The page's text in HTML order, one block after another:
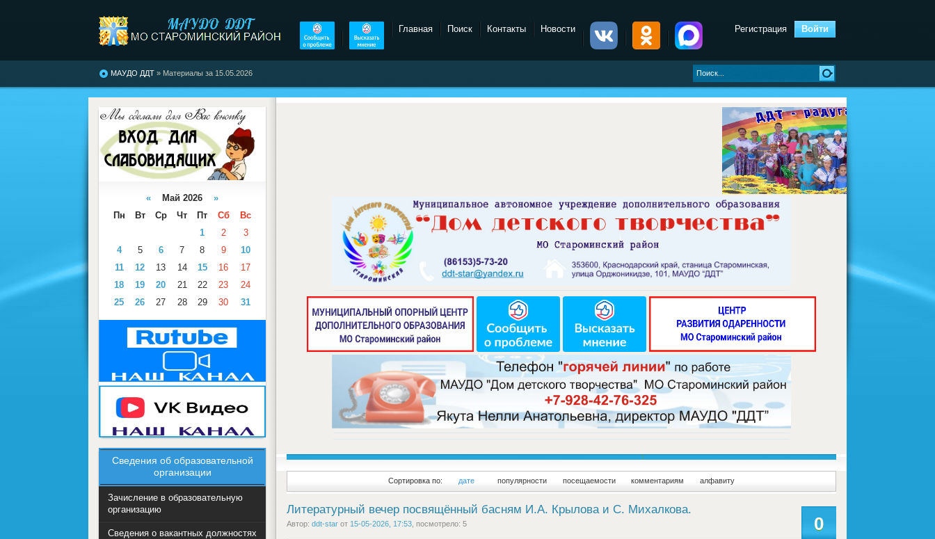
Регистрация Войти
Главная Поиск Контакты Новости
МАУДО ДДТ » Материалы за 15.05.2026
Сортировка по: дате популярности посещаемости комментариям алфавиту
0
Литературный вечер посвящённый басням И.А. Крылова и С. Михалкова.
Автор: ddt-star от 15-05-2026, 17:53 , посмотрело: 5
« Май 2026 »
Пн
Вт Ср Чт Пт Сб
Вс
1
2
3
4
5 6 7 8 9
10
11
12 13 14 15 16
17
18
19 20 21 22 23
24
25
26 27 28 29 30 31
Сведения об образовательной
организации
Зачисление в образовательную
организацию
Сведения о вакантных должностях